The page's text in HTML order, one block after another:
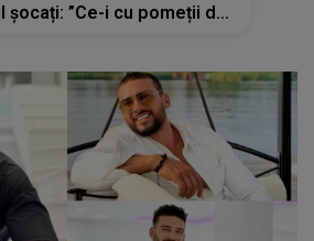
șocați: ”Ce-i cu pomeții de